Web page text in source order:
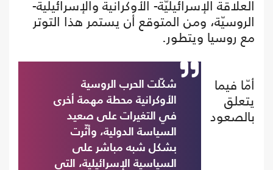
العلاقة الإسرائيليّة- الأوكرانية والإسرائيلية-
الروسيّة، ومن المتوقع أن يستمر هذا التوتر
مع روسيا ويتطور.
شكّلت الحرب الروسية
الأوكرانية محطة مهمة أخرى
في التغيرات على صعيد
السياسة الدولية، وأثّرت
بشكل شبه مباشر على
السياسية الإسرائيلية، التي
أمّا فيما
يتعلق
بالصعود